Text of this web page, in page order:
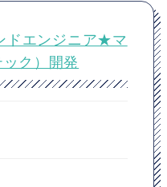
ドエンジニア★マ
ク）開発